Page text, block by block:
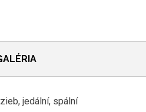
jedální, spální